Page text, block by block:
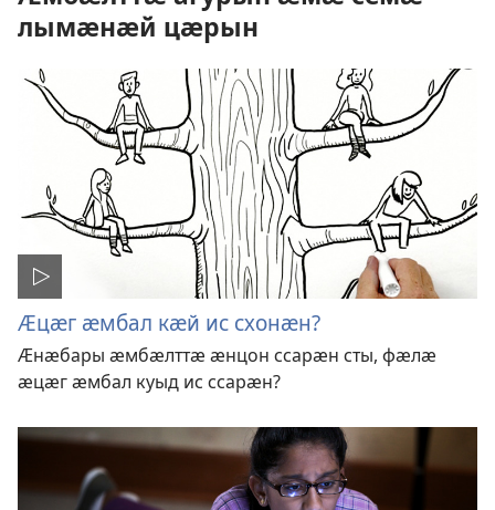
лымӕнӕй цӕрын
Ӕцӕг ӕмбал кӕй ис схонӕн?
Ӕнӕбары ӕмбӕлттӕ ӕнцон ссарӕн сты, фӕлӕ
ӕцӕг ӕмбал куыд ис ссарӕн?